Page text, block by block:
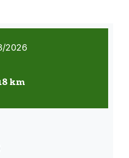
2026
km